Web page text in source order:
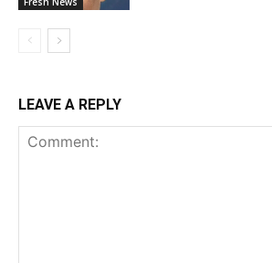
LEAVE A REPLY